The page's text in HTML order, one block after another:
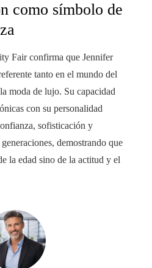
como símbolo de
Fair confirma que Jennifer
tanto en el mundo del
moda de lujo. Su capacidad
con su personalidad
sofisticación y
demostrando que
la edad sino de la actitud y el